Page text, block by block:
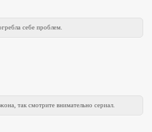
себе проблем.
так смотрите внимательно сериал.